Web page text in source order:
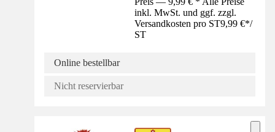
inkl. MwSt. und ggf. zzgl.
Versandkosten pro ST9,99 €*/
ST
Online bestellbar
Nicht reservierbar